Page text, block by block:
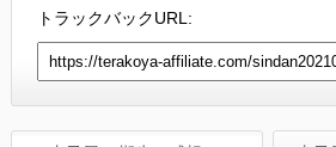
トラックバックURL: